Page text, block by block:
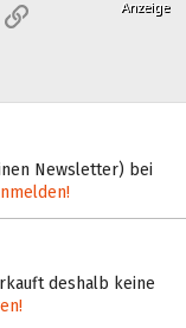
Link
Newsletter) bei
deshalb keine